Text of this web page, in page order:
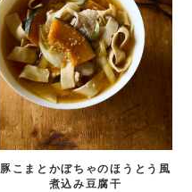
豚こまとかぼちゃのほうとう風
煮込み豆腐干